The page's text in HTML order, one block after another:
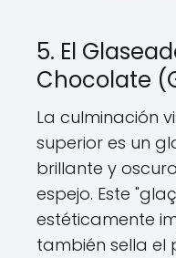
5. El
Chocolate
La culminación
superior es un
brillante y
espejo. Este
estéticamente
también sella el